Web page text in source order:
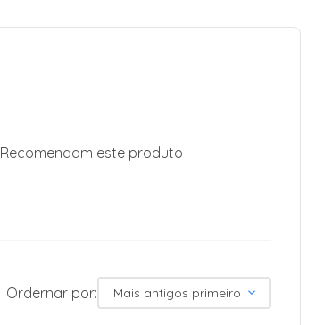
Recomendam este produto
Ordernar por: Mais antigos primeiro